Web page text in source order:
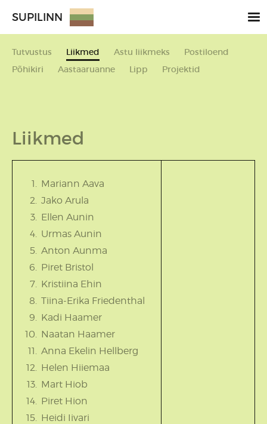
SUPILINN
Tutvustus Liikmed Astu liikmeks
Postiloend
Põhikiri
Aastaaruanne Lipp Projektid
Liikmed
Mariann Aava
Jako Arula
Ellen Aunin
Urmas Aunin
Anton Aunma
Piret Bristol
Kristiina Ehin
Tiina-Erika Friedenthal
Kadi Haamer
Naatan Haamer
Anna Ekelin Hellberg
Helen Hiiemaa
Mart Hiob
Piret Hion
Heidi Iivari